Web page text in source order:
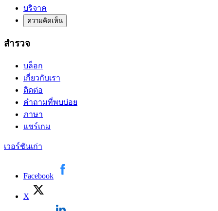
บริจาค
ความคิดเห็น
สำรวจ
บล็อก
เกี่ยวกับเรา
ติดต่อ
คำถามที่พบบ่อย
ภาษา
แชร์เกม
เวอร์ชันเก่า
Facebook
X